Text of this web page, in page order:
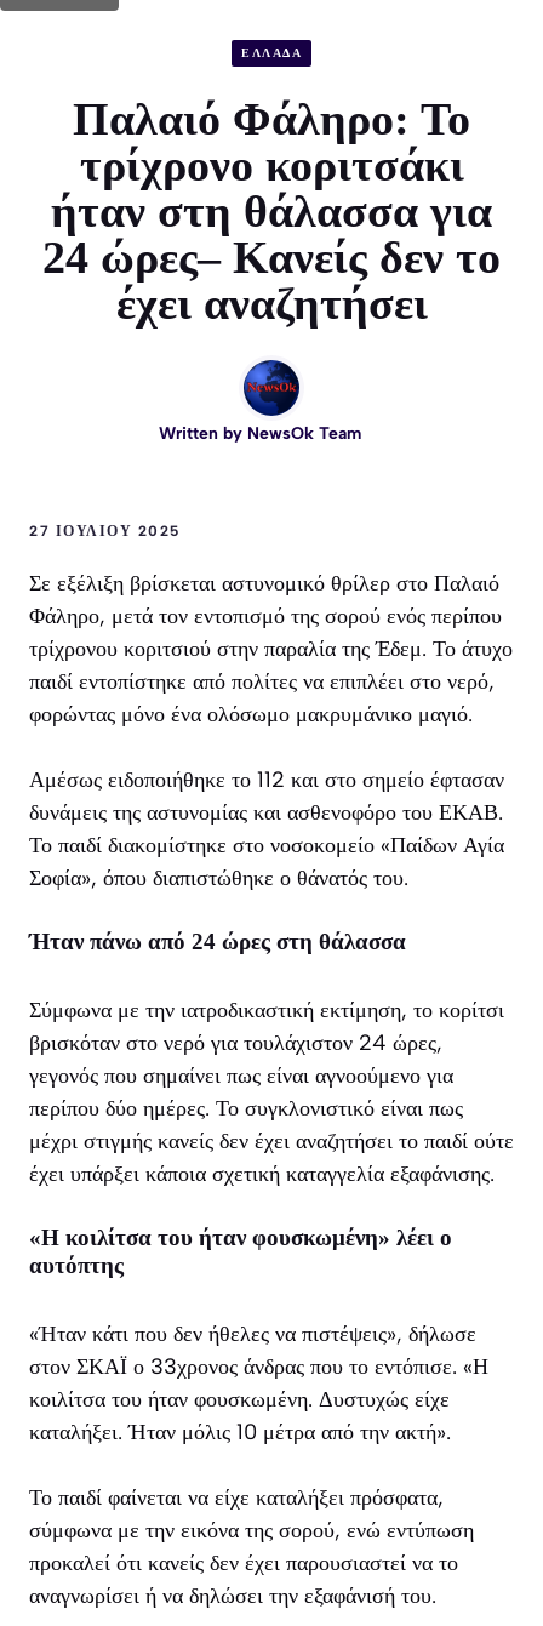
ΕΛΛΑΔΑ
Παλαιό Φάληρο: Το
τρίχρονο κοριτσάκι
ήταν στη θάλασσα για
24 ώρες– Κανείς δεν το
έχει αναζητήσει
Written by NewsOk Team
27 ΙΟΥΛΊΟΥ 2025
Σε εξέλιξη βρίσκεται αστυνομικό θρίλερ στο Παλαιό
Φάληρο, μετά τον εντοπισμό της σορού ενός περίπου
τρίχρονου κοριτσιού στην παραλία της Έδεμ. Το άτυχο
παιδί εντοπίστηκε από πολίτες να επιπλέει στο νερό,
φορώντας μόνο ένα ολόσωμο μακρυμάνικο μαγιό.
Αμέσως ειδοποιήθηκε το 112 και στο σημείο έφτασαν
δυνάμεις της αστυνομίας και ασθενοφόρο του ΕΚΑΒ.
Το παιδί διακομίστηκε στο νοσοκομείο «Παίδων Αγία
Σοφία», όπου διαπιστώθηκε ο θάνατός του.
Ήταν πάνω από 24 ώρες στη θάλασσα
Σύμφωνα με την ιατροδικαστική εκτίμηση, το κορίτσι
βρισκόταν στο νερό για τουλάχιστον 24 ώρες,
γεγονός που σημαίνει πως είναι αγνοούμενο για
περίπου δύο ημέρες. Το συγκλονιστικό είναι πως
μέχρι στιγμής κανείς δεν έχει αναζητήσει το παιδί ούτε
έχει υπάρξει κάποια σχετική καταγγελία εξαφάνισης.
«Η κοιλίτσα του ήταν φουσκωμένη» λέει ο
αυτόπτης
«Ήταν κάτι που δεν ήθελες να πιστέψεις», δήλωσε
στον ΣΚΑΪ ο 33χρονος άνδρας που το εντόπισε. «Η
κοιλίτσα του ήταν φουσκωμένη. Δυστυχώς είχε
καταλήξει. Ήταν μόλις 10 μέτρα από την ακτή».
Το παιδί φαίνεται να είχε καταλήξει πρόσφατα,
σύμφωνα με την εικόνα της σορού, ενώ εντύπωση
προκαλεί ότι κανείς δεν έχει παρουσιαστεί να το
αναγνωρίσει ή να δηλώσει την εξαφάνισή του.